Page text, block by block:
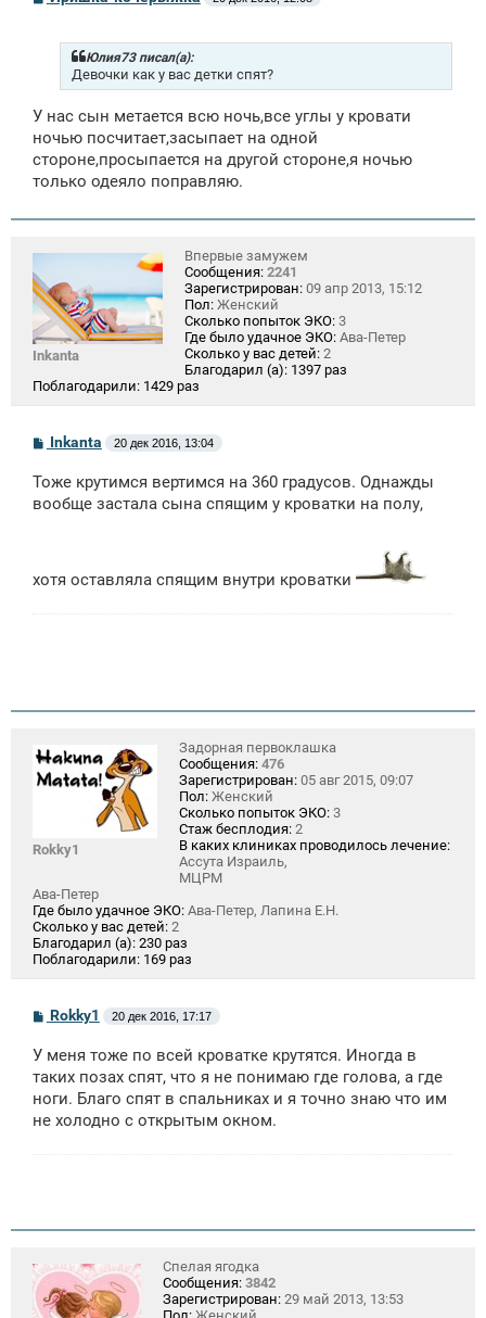
е
Юлия73 писал(а):
Девочки как у вас детки спят?
У нас сын метается всю ночь,все углы у кровати
ночью посчитает,засыпает на одной
стороне,просыпается на другой стороне,я ночью
только одеяло поправляю.
Inkanta
Впервые замужем
Сообщения: 2241
Зарегистрирован: 09 апр 2013, 15:12
Пол: Женский
Сколько попыток ЭКО: 3
Где было удачное ЭКО: Ава-Петер
Сколько у вас детей: 2
Благодарил (а): 1397 раз
Поблагодарили: 1429 раз
С
б
щ
Inkanta 20 дек 2016, 13:04
Тоже крутимся вертимся на 360 градусов. Однажды
вообще застала сына спящим у кроватки на полу,
хотя оставляла спящим внутри кроватки
Rokky1
Задорная первоклашка
Сообщения: 476
Зарегистрирован: 05 авг 2015, 09:07
Пол: Женский
Сколько попыток ЭКО: 3
Стаж бесплодия: 2
В каких клиниках проводилось лечение:
Ассута Израиль,
МЦРМ
Ава-Петер
Где было удачное ЭКО: Ава-Петер, Лапина Е.Н.
Сколько у вас детей: 2
Благодарил (а): 230 раз
Поблагодарили: 169 раз
С
б
щ
н
и
Rokky1 20 дек 2016, 17:17
У меня тоже по всей кроватке крутятся. Иногда в
таких позах спят, что я не понимаю где голова, а где
ноги. Благо спят в спальниках и я точно знаю что им
не холодно с открытым окном.
Спелая ягодка
Сообщения: 3842
Зарегистрирован: 29 май 2013, 13:53